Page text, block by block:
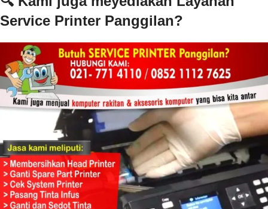
Service Printer Panggilan?